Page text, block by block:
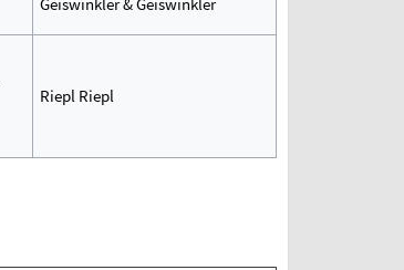
Geiswinkler & Geiswinkler
Riepl Riepl